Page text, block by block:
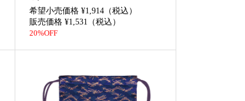
希望小売価格 ¥1,914（税込）
販売価格 ¥1,531（税込）
20%OFF